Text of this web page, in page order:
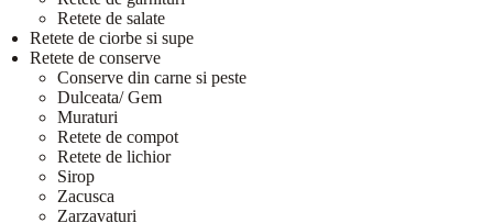
Retete de salate
Retete de ciorbe si supe
Retete de conserve
Conserve din carne si peste
Dulceata/ Gem
Muraturi
Retete de compot
Retete de lichior
Sirop
Zacusca
Zarzavaturi